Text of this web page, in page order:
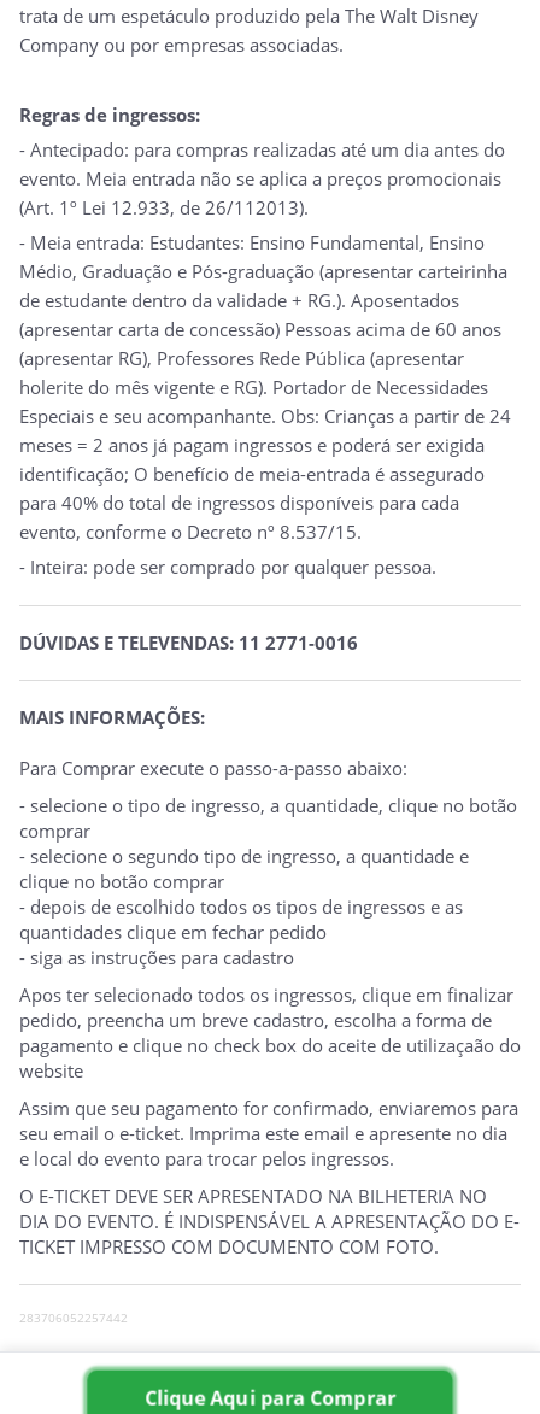
0
Clique Aqui para Comprar
trata de um espetáculo produzido pela The Walt Disney
Company ou por empresas associadas.
Regras de ingressos:
- Antecipado: para compras realizadas até um dia antes do
evento. Meia entrada não se aplica a preços promocionais
(Art. 1º Lei 12.933, de 26/112013).
- Meia entrada: Estudantes: Ensino Fundamental, Ensino
Médio, Graduação e Pós-graduação (apresentar carteirinha
de estudante dentro da validade + RG.). Aposentados
(apresentar carta de concessão) Pessoas acima de 60 anos
(apresentar RG), Professores Rede Pública (apresentar
holerite do mês vigente e RG). Portador de Necessidades
Especiais e seu acompanhante. Obs: Crianças a partir de 24
meses = 2 anos já pagam ingressos e poderá ser exigida
identificação; O benefício de meia-entrada é assegurado
para 40% do total de ingressos disponíveis para cada
evento, conforme o Decreto nº 8.537/15.
- Inteira: pode ser comprado por qualquer pessoa.
DÚVIDAS E TELEVENDAS: 11 2771-0016
MAIS INFORMAÇÕES:
Para Comprar execute o passo-a-passo abaixo:
- selecione o tipo de ingresso, a quantidade, clique no botão
comprar
- selecione o segundo tipo de ingresso, a quantidade e
clique no botão comprar
- depois de escolhido todos os tipos de ingressos e as
quantidades clique em fechar pedido
- siga as instruções para cadastro
Apos ter selecionado todos os ingressos, clique em finalizar
pedido, preencha um breve cadastro, escolha a forma de
pagamento e clique no check box do aceite de utilizaçaão do
website
Assim que seu pagamento for confirmado, enviaremos para
seu email o e-ticket. Imprima este email e apresente no dia
e local do evento para trocar pelos ingressos.
O E-TICKET DEVE SER APRESENTADO NA BILHETERIA NO
DIA DO EVENTO. É INDISPENSÁVEL A APRESENTAÇÃO DO E-
TICKET IMPRESSO COM DOCUMENTO COM FOTO.
283706052257442